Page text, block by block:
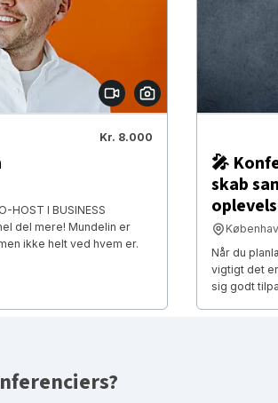
Kr. 8.000
HOST I BUSINESS
del mere! Mundelin er
ikke helt ved hvem er.
🎤
skab
Når du
vigtigt det
sig godt